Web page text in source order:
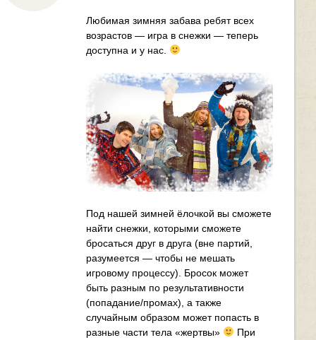
Любимая зимняя забава ребят всех
возрастов — игра в снежки — теперь
доступна и у нас.
Под нашей зимней ёлочкой вы сможете
найти снежки, которыми сможете
бросаться друг в друга (вне партий,
разумеется — чтобы не мешать
игровому процессу). Бросок может
быть разным по результативности
(попадание/промах), а также
случайным образом может попасть в
разные части тела «жертвы»
При